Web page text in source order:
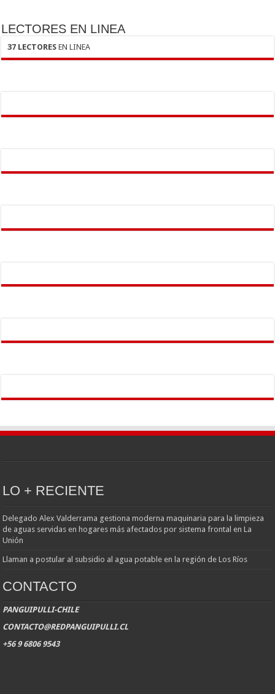
LECTORES EN LINEA
37 LECTORES EN LINEA
LO + RECIENTE
Delegado Alex Valderrama gestiona moderna maquinaria para la limpieza
de aguas servidas en hogares más afectados por sistema frontal en La
Unión
Llaman a postular al subsidio al agua potable en la región de Los Ríos
CONTACTO
PANGUIPULLI-CHILE
CONTACTO@REDPANGUIPULLI.CL
+56 9 6806 9543